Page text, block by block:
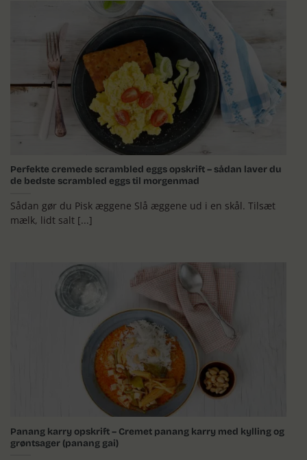
Perfekte cremede scrambled eggs opskrift – sådan laver du
de bedste scrambled eggs til morgenmad
Sådan gør du Pisk æggene Slå æggene ud i en skål. Tilsæt
mælk, lidt salt [...]
Panang karry opskrift – Cremet panang karry med kylling og
grøntsager (panang gai)